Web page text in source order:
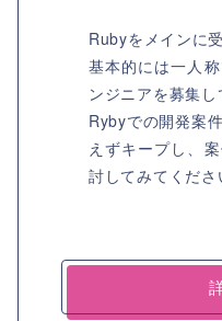
Rubyをメインに
基本的には一人
ンジニアを募集し
Rybyでの開発案
えずキープし、
討してみてくださ